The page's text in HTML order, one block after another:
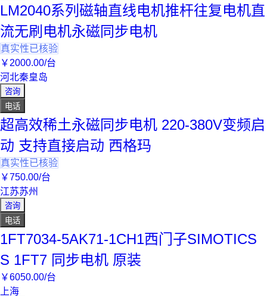
LM2040系列磁轴直线电机推杆往复电机直
流无刷电机永磁同步电机
真实性已核验
￥ 2000.00/台
河北秦皇岛
咨询
电话
超高效稀土永磁同步电机 220-380V变频启
动 支持直接启动 西格玛
真实性已核验
￥750.00/台
江苏苏州
咨询
电话
1FT7034-5AK71-1CH1西门子SIMOTICS
S 1FT7 同步电机 原装
￥6050.00/台
上海